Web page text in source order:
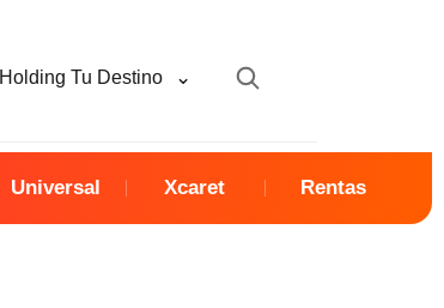
Holding Tu Destino ⌄
Universal Xcaret Rentas